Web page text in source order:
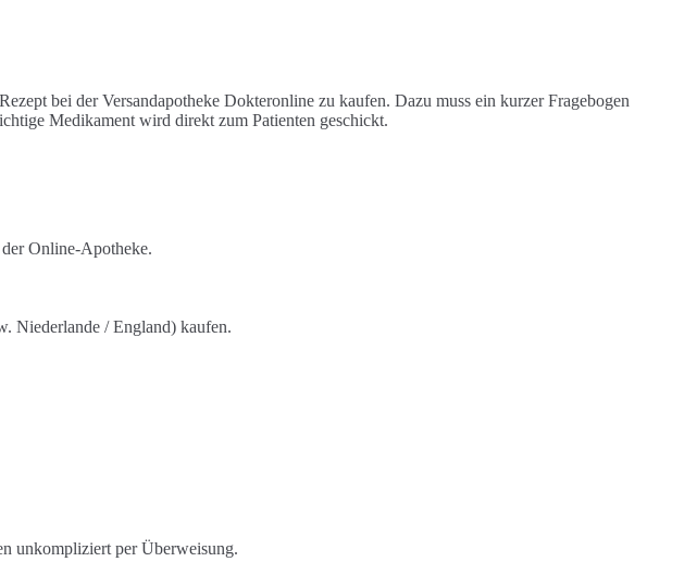
bei der Versandapotheke Dokteronline zu kaufen. Dazu muss ein kurzer Fragebogen
Medikament wird direkt zum Patienten geschickt.
Online-Apotheke.
Niederlande / England) kaufen.
unkompliziert per Überweisung.